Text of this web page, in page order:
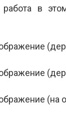
работа в